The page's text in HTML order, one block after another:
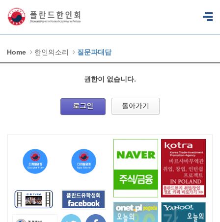
Home 한인의소리 질문과대답
권한이 없습니다.
로그인 돌아가기